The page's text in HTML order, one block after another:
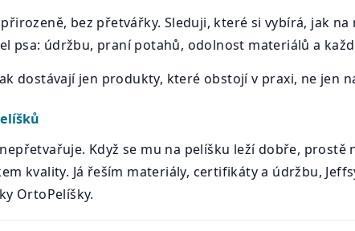
bez přetvářky. Sleduji, které si vybírá, jak na
psa: údržbu, praní potahů, odolnost materiálů a
dostávají jen produkty, které obstojí v praxi, ne jen
Když se mu na pelíšku leží dobře,
kvality. Já řeším materiály, certifikáty a údržbu,
OrtoPelíšky.